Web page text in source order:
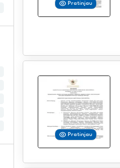
Pratinjau
Pratinjau